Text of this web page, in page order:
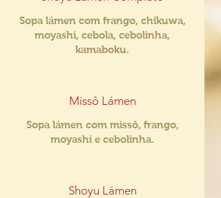
Sopa lámen com frango, chikuwa,
moyashi, cebola, cebolinha,
kamaboku.
Missô Lámen
Sopa lámen com missô, frango,
moyashi e cebolinha.
Shoyu Lámen